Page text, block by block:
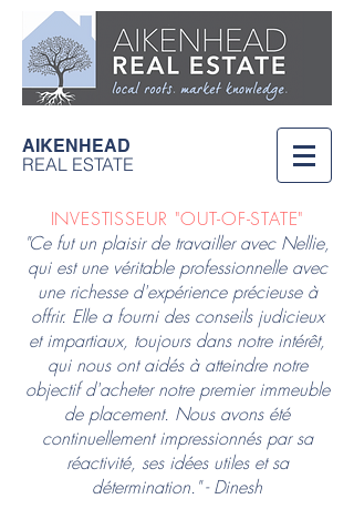
AIKENHEAD
REAL ESTATE
INVESTISSEUR "OUT-OF-STATE"
"Ce fut un plaisir de travailler avec Nellie,
qui est une véritable professionnelle avec
une richesse d'expérience précieuse à
offrir. Elle a fourni des conseils judicieux
et impartiaux, toujours dans notre intérêt,
qui nous ont aidés à atteindre notre
objectif d'acheter notre premier immeuble
de placement. Nous avons été
continuellement impressionnés par sa
réactivité, ses idées utiles et sa
détermination." - Dinesh